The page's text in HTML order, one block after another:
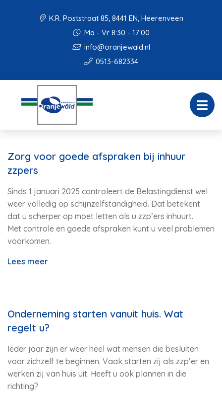
K.R. Poststraat 85, 8441 EN, Heerenveen
Ma - Vr 8:30 - 17:00
info@oranjewald.nl
0513-682334
Zorg voor goede afspraken bij inhuur
zzpers
Sinds 1 januari 2025 controleert de Belastingdienst wel
weer volledig op schijnzelfstandigheid. Dat betekent
dat u scherper op moet letten als u zzp’ers inhuurt.
Met controle en goede afspraken kunt u veel problemen
voorkomen.
Lees meer
Onderneming starten vanuit huis. Wat
regelt u?
Ieder jaar zijn er weer heel wat mensen die besluiten
voor zichzelf te beginnen. Vaak starten zij als zzp’er en
werken zij van huis uit. Heeft u ook plannen in die
richting?